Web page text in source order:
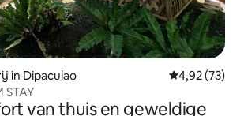
in Dipaculao Gemiddelde
4,92 (73)
STAY
van thuis en geweldige